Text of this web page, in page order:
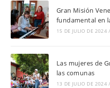
Gran Misión
fundamental en
15 DE JULIO DE 2024 /
Las mujeres de
las comunas
13 DE JULIO DE 2024 /